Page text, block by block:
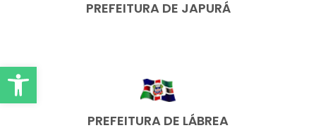
Abrir Ferramentas
PREFEITURA DE JAPURÁ
PREFEITURA DE LÁBREA